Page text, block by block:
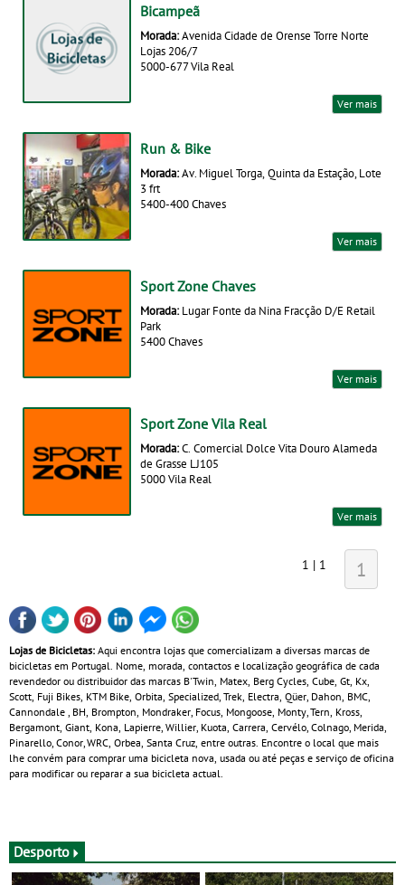
Bicampeã
Morada:Avenida Cidade de Orense Torre Norte
Lojas 206/7
5000-677 Vila Real
Ver mais
Run & Bike
Morada:Av. Miguel Torga, Quinta da Estação, Lote
3 frt
5400-400 Chaves
Ver mais
Sport Zone Chaves
Morada: Lugar Fonte da Nina Fracção D/E Retail
Park
5400 Chaves
Ver mais
Sport Zone Vila Real
Morada:C. Comercial Dolce Vita Douro Alameda
de Grasse LJ105
5000 Vila Real
Ver mais
1 | 1 1
Lojas de Bicicletas: Aqui encontra lojas que comercializam a diversas marcas de
bicicletas em Portugal. Nome, morada, contactos e localização geográfica de cada
revendedor ou distribuidor das marcas B'Twin, Matex, Berg Cycles, Cube, Gt, Kx,
Scott, Fuji Bikes, KTM Bike, Orbita, Specialized, Trek, Electra, Qüer, Dahon, BMC,
Cannondale , BH, Brompton, Mondraker, Focus, Mongoose, Monty, Tern, Kross,
Bergamont, Giant, Kona, Lapierre, Willier, Kuota, Carrera, Cervélo, Colnago, Merida,
Pinarello, Conor, WRC, Orbea, Santa Cruz, entre outras. Encontre o local que mais
lhe convém para comprar uma bicicleta nova, usada ou até peças e serviço de oficina
para modificar ou reparar a sua bicicleta actual.
Desporto